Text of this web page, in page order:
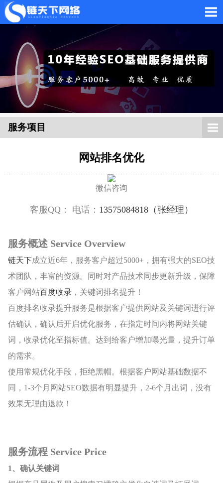
网站托管_网站托管代运
营_SEO优化外包服务
公司」
服务项目
网站排名优化
微信咨询
客服QQ： 电话： 13575084818（张经理）
服务概述 Service Overview
链天下成立近6年，服务客户超过5000+，拥有强大的SEO技
术团队，丰富的资源。同时对产品技术同步更新升级，保障
客户网站百度收录 ，关键词排名提升！
百度排名收录提升服务是根据客户提供网站及关键词进行评
估确认，确认后开启优化服务，在指定时间内将网站关键
词，收录优化至指标值。达到给客户增加曝光量，提升订单
的需求。
使用常规优化手段，拒绝黑帽。根据客户网站基础数据不
同，1-3个月网站SEO数据有明显提升，2-6个月出词，没有
效果无理由退款！
服务流程 Service Price
1、确认关键词